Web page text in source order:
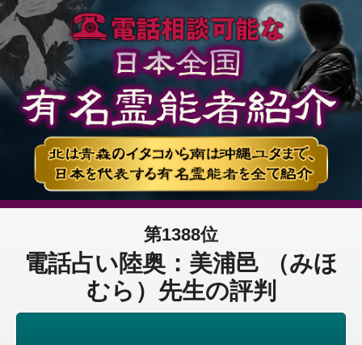
第1388位
電話占い陸奥：美浦邑 （みほ
むら）先生の評判